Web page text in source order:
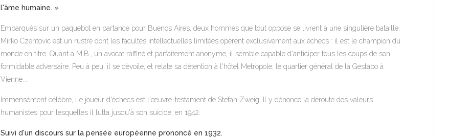
l'âme humaine. »
Embarqués sur un paquebot en partance pour Buenos Aires, deux hommes que tout oppose se livrent à une singulière bataille.
Mirko Czentovic est un rustre dont les facultés intellectuelles limitées opèrent exclusivement aux échecs : il est le champion du
monde en titre. Quant à M.B., un avocat raffiné et parfaitement anonyme, il semble capable d'anticiper tous les coups de son
formidable adversaire. Peu à peu, il se dévoile, et relate sa détention à l'hôtel Metropole, le quartier général de la Gestapo à
Vienne...
Immensément célèbre, Le joueur d'échecs est l'œuvre-testament de Stefan Zweig. Il y dénonce la déroute des valeurs
humanistes pour lesquelles il lutta jusqu'à son suicide, en 1942.
Suivi d'un discours sur la pensée européenne prononcé en 1932.